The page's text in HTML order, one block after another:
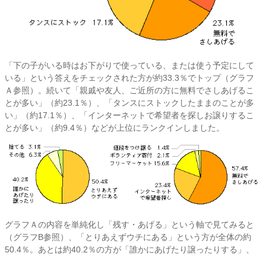
「下の子がいる時はお下がりで使っている、または使う予定にして
いる」という答えをチェックされた方が約33.3％でトップ（グラフ
Ａ参照）。続いて「親戚や友人、ご近所の方に無料でさしあげるこ
とが多い」（約23.1％）、「タンスにストックしたままのことが多
い」（約17.1％）、「インターネットで希望者を探しお譲りするこ
とが多い」（約9.4％）などが上位にランクインしました。
グラフＡの内容を単純化し「残す・あげる」という軸で見てみると
（グラフB参照）、「とりあえずウチにある」という方が全体の約
50.4％。あとは約40.2％の方が「誰かにあげたり譲ったりする」、